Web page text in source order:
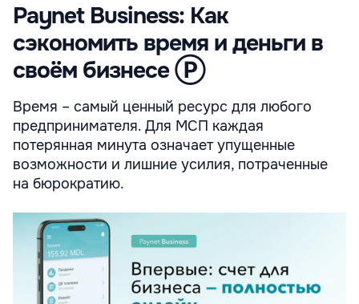
Paynet Business: Как
сэкономить время и деньги в
своём бизнесе Ⓟ
Время – самый ценный ресурс для любого
предпринимателя. Для МСП каждая
потерянная минута означает упущенные
возможности и лишние усилия, потраченные
на бюрократию.